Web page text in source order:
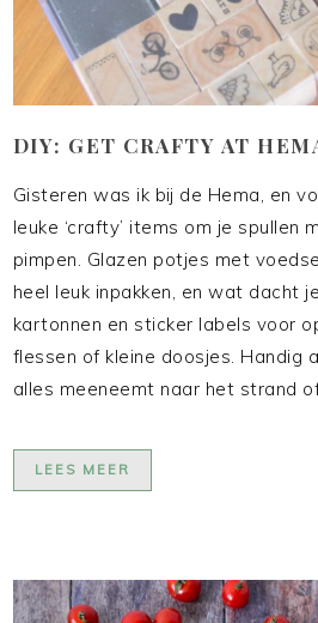
DIY: GET CRAFTY AT
Gisteren was ik bij de Hema, en
leuke ‘crafty’ items om je spullen
pimpen. Glazen potjes met
heel leuk inpakken, en wat dacht
kartonnen en sticker labels voor
flessen of kleine doosjes. Handig
alles meeneemt naar het strand of
LEES MEER